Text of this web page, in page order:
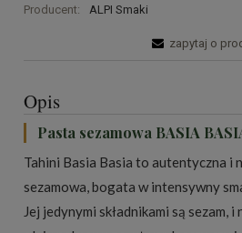
Producent: ALPI Smaki
zapytaj o
Opis
Pasta sezamowa BASIA
Tahini Basia Basia to autentyczna i
sezamowa, bogata w intensywny
Jej jedynymi składnikami są sezam,